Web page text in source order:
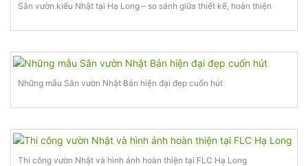
Sân vườn kiểu Nhật tại Hạ Long – so sánh giữa thiết kế, hoàn thiện
Những mẫu Sân vườn Nhật Bản hiện đại đẹp cuốn hút
Thi công vườn Nhật và hình ảnh hoàn thiện tại FLC Hạ Long